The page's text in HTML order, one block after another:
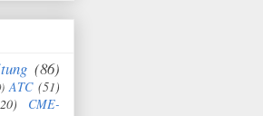
(86)
ATC (51)
CME-